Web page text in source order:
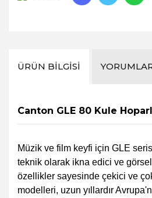
ÜRÜN BILGISI
Canton GLE 80 Kule
Müzik ve film keyfi için GLE
teknik olarak ikna edici ve
özellikler sayesinde çekici ve
modelleri, uzun yıllardır